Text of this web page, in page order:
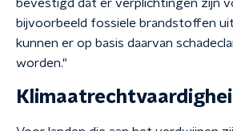
bevestigd dat er verplichtingen zijn
bijvoorbeeld fossiele brandstoffen
kunnen er op basis daarvan
worden."